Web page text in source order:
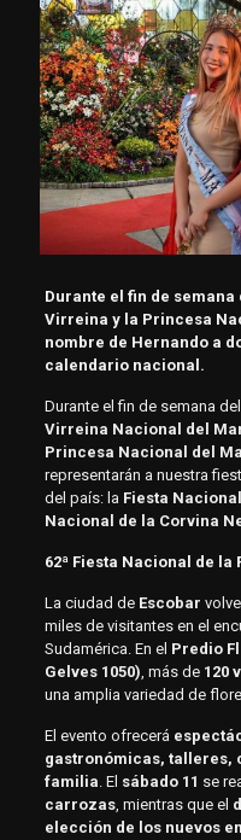
Durante el fin de semana
Virreina y la Princesa
nombre de Hernando a
calendario nacional.
Durante el fin de semana del
Virreina Nacional del
Princesa Nacional del
representarán a nuestra
del país: la Fiesta
Nacional de la Corvina
62ª Fiesta Nacional de la
La ciudad de Escobar
miles de visitantes en el
Sudamérica. En el Predio
Gelves 1050), más de 120
una amplia variedad de
El evento ofrecerá
gastronómicas, talleres,
familia. El sábado 11 se
carrozas, mientras que el
elección de los nuevos